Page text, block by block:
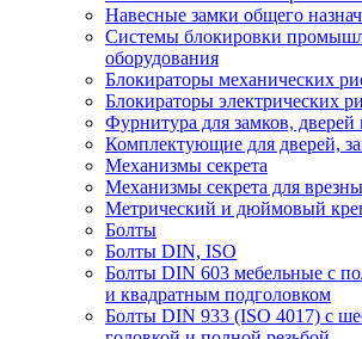
Навесные замки общего
Системы блокировки
оборудования
Блокираторы механических
Блокираторы электрических
Фурнитура для замков, дверей
Комплектующие для дверей,
Механизмы секрета
Механизмы секрета для
Метрический и дюймовый
Болты
Болты DIN, ISO
Болты DIN 603 мебельные с
и квадратным подголовком
Болты DIN 933 (ISO 4017) с